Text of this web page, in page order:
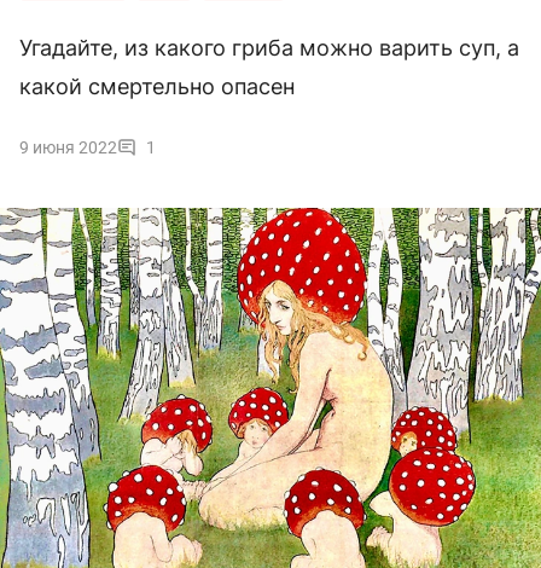
Угадайте, из какого гриба можно варить суп, а
какой смертельно опасен
9 июня 2022 1